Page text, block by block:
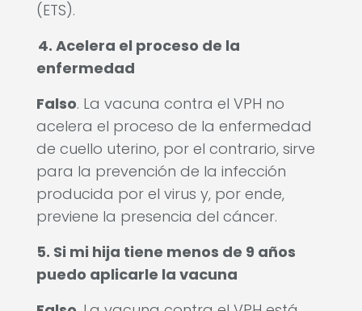
(ETS).
4. Acelera el proceso de la
enfermedad
Falso. La vacuna contra el VPH no
acelera el proceso de la enfermedad
de cuello uterino, por el contrario, sirve
para la prevención de la infección
producida por el virus y, por ende,
previene la presencia del cáncer.
5. Si mi hija tiene menos de 9 años
puedo aplicarle la vacuna